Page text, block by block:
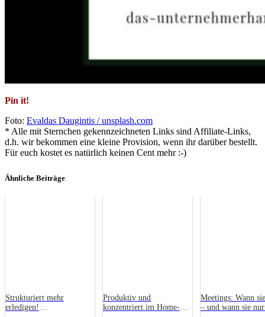
Pin it!
Foto: Evaldas Daugintis / unsplash.com
* Alle mit Sternchen gekennzeichneten Links sind Affiliate-Links,
d.h. wir bekommen eine kleine Provision, wenn ihr darüber bestellt.
Für euch kostet es natürlich keinen Cent mehr :-)
Ähnliche Beiträge
Strukturiert mehr
erledigen!
Produktiv und
konzentriert im Home-
Meetings: Wann
– und wann sie